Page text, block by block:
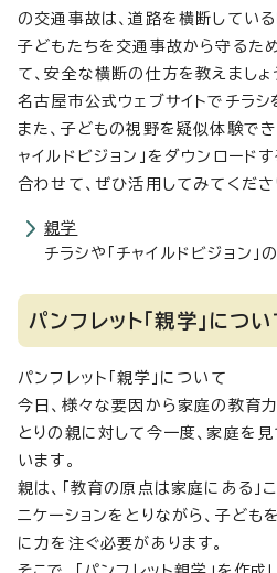
の交通事故は、道路を横断している
子どもたちを交通事故から守るた
て、安全な横断の仕方を教えましょ
名古屋市公式ウェブサイトでチラシ
また、子どもの視野を疑似体験で
ャイルドビジョン」をダウンロード
合わせて、ぜひ活用してみてくださ
親学
チラシや「チャイルドビジョン」
パンフレット「親学」につい
パンフレット「親学」について
今日、様々な要因から家庭の教育
とりの親に対して今一度、家庭を
います。
親は、「教育の原点は家庭にある」
ニケーションをとりながら、子ど
に力を注ぐ必要があります。